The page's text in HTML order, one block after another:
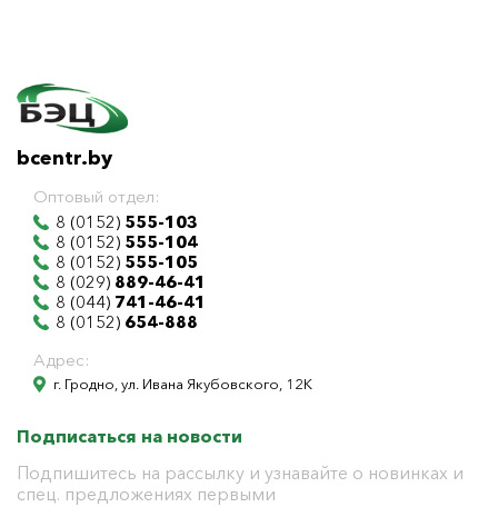
bcentr.by
Оптовый отдел:
8 (0152) 555-103
8 (0152) 555-104
8 (0152) 555-105
8 (029) 889-46-41
8 (044) 741-46-41
8 (0152) 654-888
Адрес:
г. Гродно, ул. Ивана Якубовского, 12К
Подписаться на новости
Подпишитесь на рассылку и узнавайте о новинках и
спец. предложениях первыми